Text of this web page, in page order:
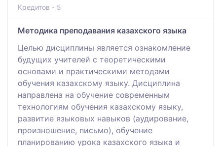
Кредитов - 5
Методика преподавания казахского языка
Целью дисциплины является ознакомление
будущих учителей с теоретическими
основами и практическими методами
обучения казахскому языку. Дисциплина
направлена на обучение современным
технологиям обучения казахскому языку,
развитие языковых навыков (аудирование,
произношение, письмо), обучение
планированию урока казахского языка и